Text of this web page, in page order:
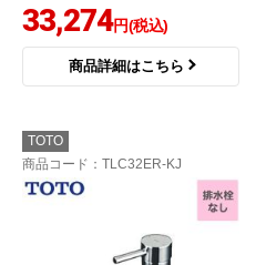
33,274円(税込)
商品詳細はこちら
TOTO
商品コード ：TLC32ER-KJ